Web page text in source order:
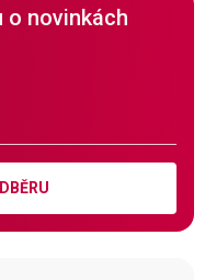
o novinkách